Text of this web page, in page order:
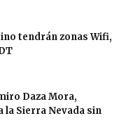
tendrán zonas Wifi,
Daza Mora,
la Sierra Nevada sin